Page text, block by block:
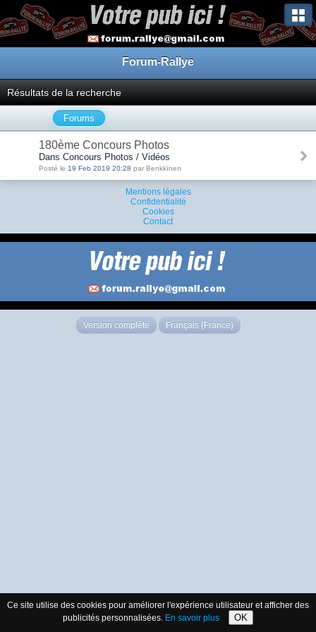
Forum-Rallye
Résultats de la recherche
Forums
180ème Concours Photos
Dans Concours Photos / Vidéos
Posté le 19 Feb 2019 20:28 par Benkkïnen
Mentions légales
Confidentialité
Cookies
Contact
Version complète Français (France)
Ce site utilise des cookies pour améliorer l'expérience utilisateur et afficher des
publicités personnalisées. En savoir plus OK